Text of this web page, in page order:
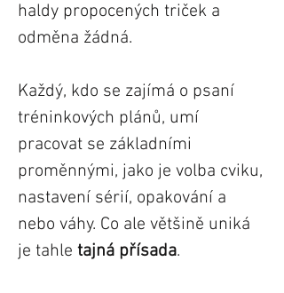
haldy propocených triček a
odměna žádná.
Každý, kdo se zajímá o psaní
tréninkových plánů, umí
pracovat se základními
proměnnými, jako je volba cviku,
nastavení sérií, opakování a
nebo váhy. Co ale většině uniká
je tahle tajná přísada.